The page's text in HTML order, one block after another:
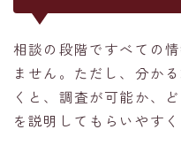
相談の段階ですべての
ません。ただし、分か
くと、調査が可能か、
を説明してもらいやすく